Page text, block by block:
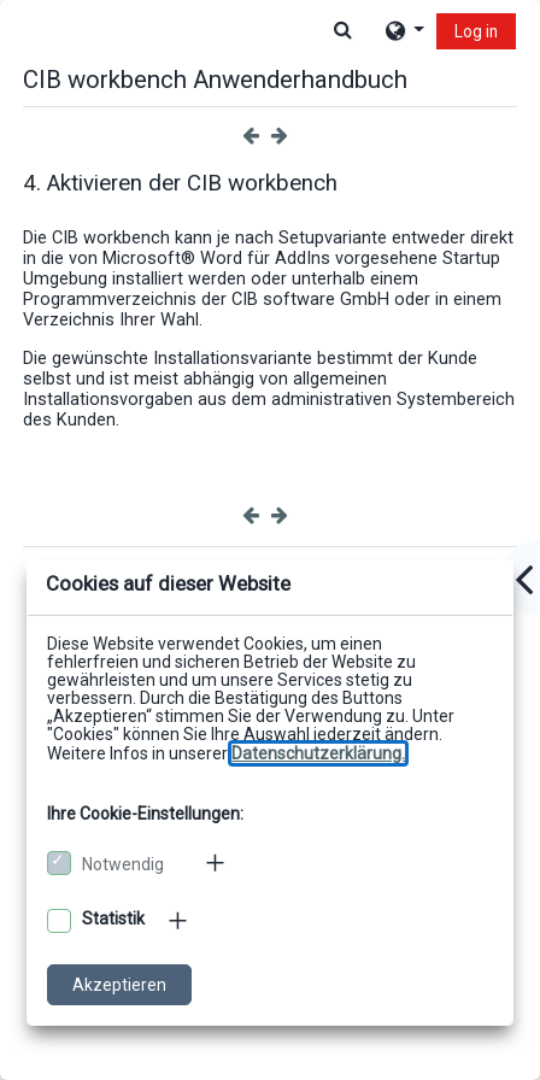
Toggle search input
Log in
CIB workbench Anwenderhandbuch
4. Aktivieren der CIB workbench
Die CIB workbench kann je nach Setupvariante entweder direkt
in die von Microsoft® Word für AddIns vorgesehene Startup
Umgebung installiert werden oder unterhalb einem
Programmverzeichnis der CIB software GmbH oder in einem
Verzeichnis Ihrer Wahl.
Die gewünschte Installationsvariante bestimmt der Kunde
selbst und ist meist abhängig von allgemeinen
Installationsvorgaben aus dem administrativen Systembereich
des Kunden.
Cookies auf dieser Website
Diese Website verwendet Cookies, um einen
fehlerfreien und sicheren Betrieb der Website zu
gewährleisten und um unsere Services stetig zu
verbessern. Durch die Bestätigung des Buttons
„Akzeptieren“ stimmen Sie der Verwendung zu. Unter
"Cookies" können Sie Ihre Auswahl jederzeit ändern.
Weitere Infos in unserer Datenschutzerklärung.
Ihre Cookie-Einstellungen:
Notwendig
Statistik
Akzeptieren